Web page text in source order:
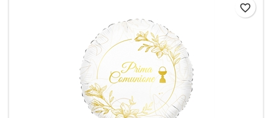
favorite_border